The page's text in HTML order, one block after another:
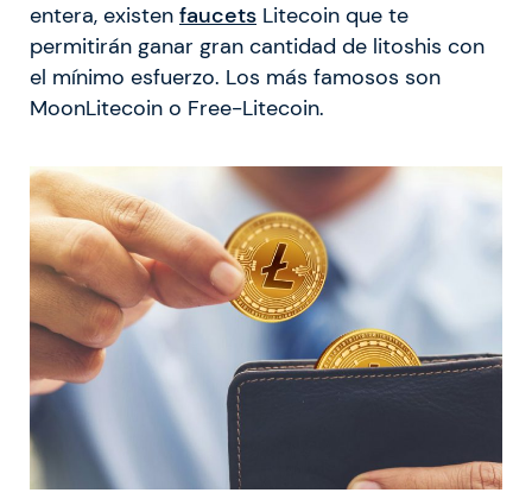
entera, existen faucets Litecoin que te
permitirán ganar gran cantidad de litoshis con
el mínimo esfuerzo. Los más famosos son
MoonLitecoin o Free-Litecoin.